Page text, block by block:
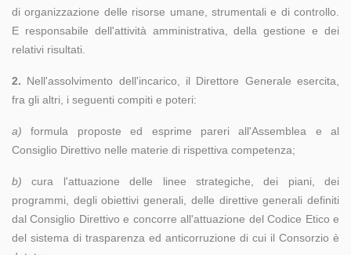
di organizzazione delle risorse umane, strumentali e di controllo.
E responsabile dell'attività amministrativa, della gestione e dei
relativi risultati.
2. Nell'assolvimento dell'incarico, il Direttore Generale esercita,
fra gli altri, i seguenti compiti e poteri:
a) formula proposte ed esprime pareri all'Assemblea e al
Consiglio Direttivo nelle materie di rispettiva competenza;
b) cura l'attuazione delle linee strategiche, dei piani, dei
programmi, degli obiettivi generali, delle direttive generali definiti
dal Consiglio Direttivo e concorre all'attuazione del Codice Etico e
del sistema di trasparenza ed anticorruzione di cui il Consorzio è